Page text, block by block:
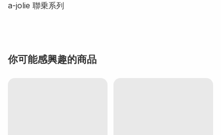
a-jolie 聯乗系列
你可能感興趣的商品